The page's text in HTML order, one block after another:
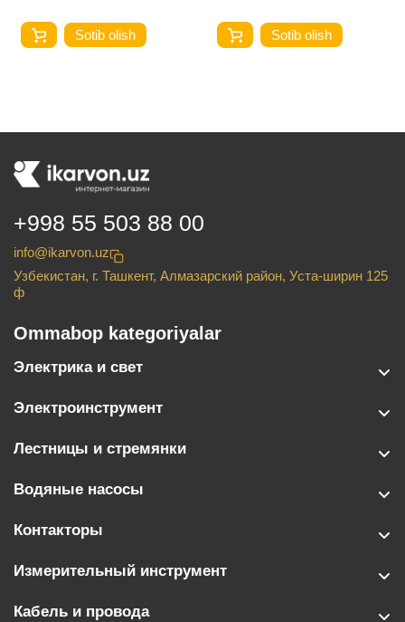
Sotib olish Sotib olish
+998 55 503 88 00
info@ikarvon.uz
Узбекистан, г. Ташкент, Алмазарский район, Уста-ширин 125
ф
Ommabop kategoriyalar
Электрика и свет
Электроинструмент
Лестницы и стремянки
Водяные насосы
Контакторы
Измерительный инструмент
Кабель и провода